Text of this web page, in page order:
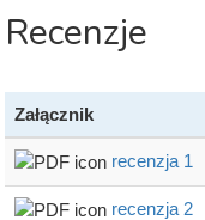
Recenzje
Załącznik
recenzja 1
recenzja 2